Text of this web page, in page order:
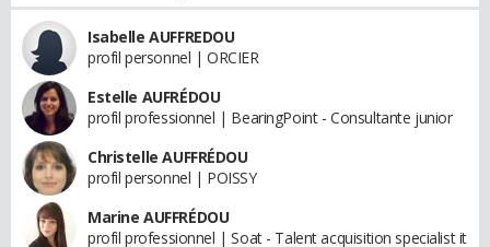
Isabelle AUFFREDOU
profil personnel | ORCIER
Estelle AUFRÉDOU
profil professionnel | BearingPoint - Consultante junior
Christelle AUFFRÉDOU
profil personnel | POISSY
Marine AUFFRÉDOU
profil professionnel | Soat - Talent acquisition specialist it